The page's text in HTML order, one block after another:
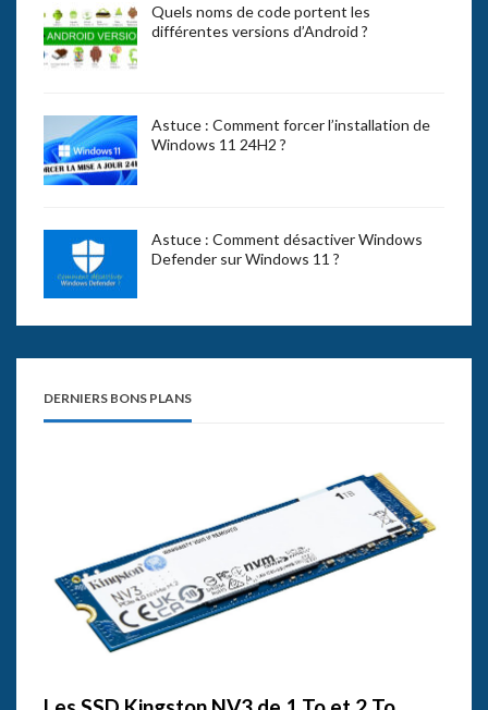
Quels noms de code portent les
différentes versions d’Android ?
Astuce : Comment forcer l’installation de
Windows 11 24H2 ?
Astuce : Comment désactiver Windows
Defender sur Windows 11 ?
DERNIERS BONS PLANS